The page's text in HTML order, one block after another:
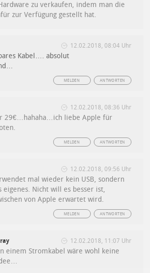
zu verkaufen, indem man die
zur Verfügung gestellt hat.
12.02.2018, 08:04 Uhr
Kabel…. absolut
ANTWORTEN
MELDEN
12.02.2018, 08:36 Uhr
29€…hahaha…ich liebe Apple für
ANTWORTEN
MELDEN
12.02.2018, 09:56 Uhr
mal wieder kein USB, sondern
eigenes. Nicht will es besser ist,
von Apple erwartet wird.
ANTWORTEN
MELDEN
12.02.2018, 11:07 Uhr
einem Stromkabel wäre wohl keine